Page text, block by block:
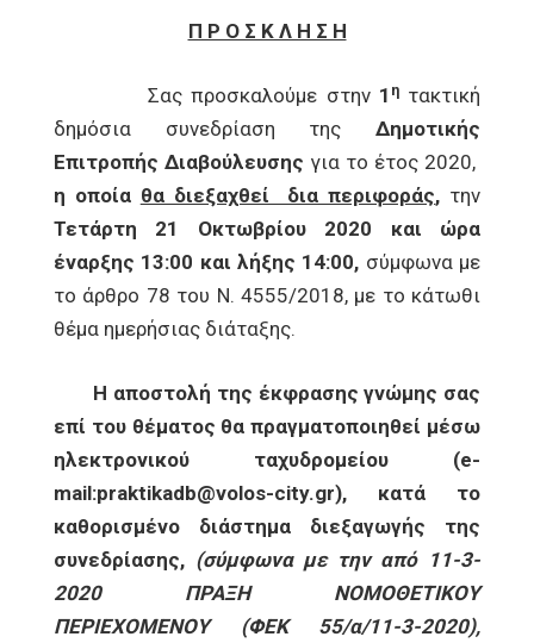
Π Ρ Ο Σ Κ Λ Η Σ Η
Σας προσκαλούμε στην 1 η τακτική
δημόσια συνεδρίαση της Δημοτικής
Επιτροπής Διαβούλευσης για το έτος 2020,
η οποία θα διεξαχθεί δια περιφοράς, την
Τετάρτη 21 Οκτωβρίου 2020 και ώρα
έναρξης 13:00 και λήξης 14:00, σύμφωνα με
το άρθρο 78 του Ν. 4555/2018, με το κάτωθι
θέμα ημερήσιας διάταξης.
Η αποστολή της έκφρασης γνώμης σας
επί του θέματος θα πραγματοποιηθεί μέσω
ηλεκτρονικού ταχυδρομείου (e-
mail:praktikadb@volos-city.gr), κατά το
καθορισμένο διάστημα διεξαγωγής της
συνεδρίασης, (σύμφωνα με την από 11-3-
2020 ΠΡΑΞΗ ΝΟΜΟΘΕΤΙΚΟΥ
ΠΕΡΙΕΧΟΜΕΝΟΥ (ΦΕΚ 55/α/11-3-2020),